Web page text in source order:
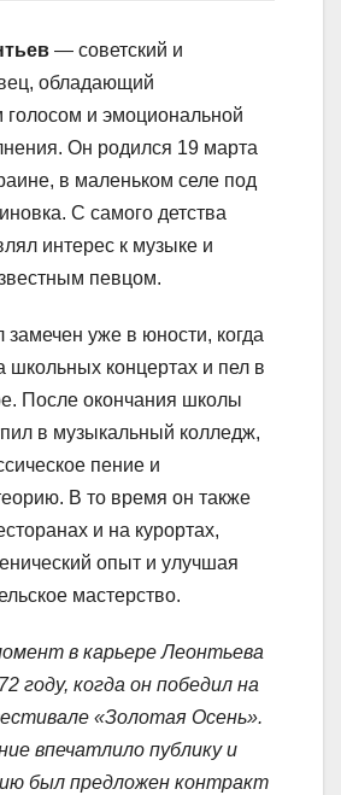
— советский и
обладающий
и эмоциональной
Он родился 19 марта
в маленьком селе под
С самого детства
интерес к музыке и
певцом.
замечен уже в юности, когда
школьных концертах и пел в
После окончания школы
в музыкальный колледж,
пение и
В то время он также
и на курортах,
опыт и улучшая
мастерство.
в карьере Леонтьева
году, когда он победил на
«Золотая Осень».
впечатлило публику и
был предложен контракт